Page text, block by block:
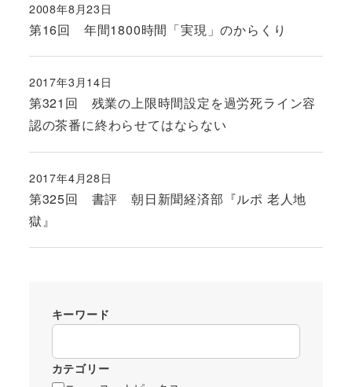
第16回 年間1800時間「実現」のからくり
投稿日
2008年8月23日
第321回 残業の上限時間設定を過労死ライン容
認の茶番に終わらせてはならない
投稿日
2017年3月14日
第325回 書評 朝日新聞経済部『ルポ 老人地
獄』
投稿日
2017年4月28日
キーワード
カテゴリー